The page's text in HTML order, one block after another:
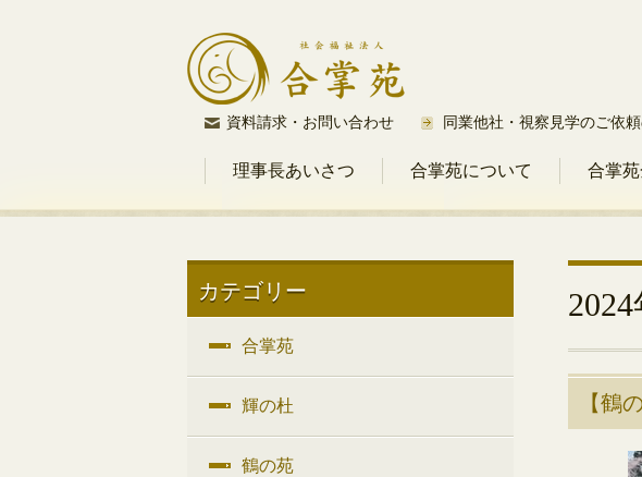
コ
キ
資料請求・お問い合わせ 同業他社・視察見学のご依
理事長あいさつ 合掌苑について 合掌
2024
【鶴
カテゴリー
合掌苑
輝の杜
鶴の苑